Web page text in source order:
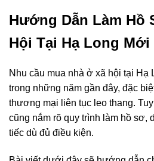
Hướng Dẫn Làm Hồ
Hội Tại Hạ Long Mới
Nhu cầu mua nhà ở xã hội tại Hạ
trong những năm gần đây, đặc
thương mại liên tục leo thang.
cũng nắm rõ quy trình làm hồ sơ,
tiếc dù đủ điều kiện.